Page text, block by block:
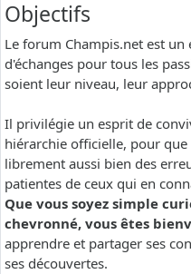
Objectifs
Le forum Champis.net est un
d'échanges pour tous les
soient leur niveau, leur
Il privilégie un esprit de
hiérarchie officielle, pour
librement aussi bien des
patientes de ceux qui en
Que vous soyez simple
chevronné, vous êtes
apprendre et partager ses
ses découvertes.